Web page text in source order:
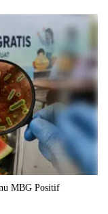
MBG Positif